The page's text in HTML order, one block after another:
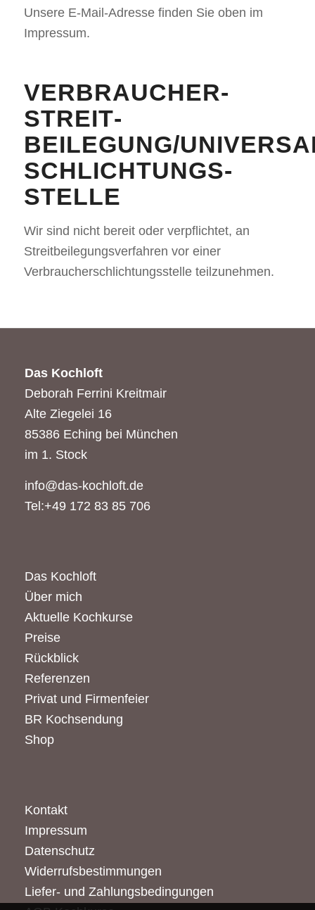
Unsere E-Mail-Adresse finden Sie oben im
Impressum.
VERBRAUCHER­
STREIT­
BEILEGUNG/
SCHLICHTUNGS­
STELLE
Wir sind nicht bereit oder verpflichtet, an
Streitbeilegungsverfahren vor einer
Verbraucherschlichtungsstelle teilzunehmen.
Das Kochloft
Deborah Ferrini Kreitmair
Alte Ziegelei 16
85386 Eching bei München
im 1. Stock
info@das-kochloft.de
Tel:+49 172 83 85 706
Das Kochloft
Über mich
Aktuelle Kochkurse
Preise
Rückblick
Referenzen
Privat und Firmenfeier
BR Kochsendung
Shop
Kontakt
Impressum
Datenschutz
Widerrufsbestimmungen
Liefer- und Zahlungsbedingungen